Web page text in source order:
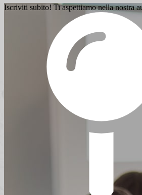
Iscriviti subito! Ti aspettiamo nella nostra